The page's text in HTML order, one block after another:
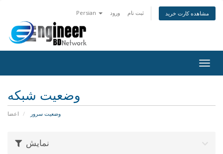
Persian ورود ثبت نام مشاهده کارت خرید
وضعیت شبکه
اعضا وضعیت سرور
نمایش